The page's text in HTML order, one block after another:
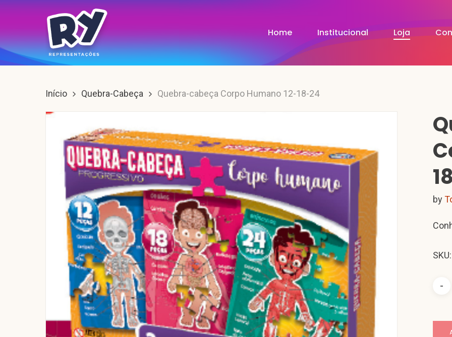
Skip
main
content
Home Institucional Loja
Início Quebra-Cabeça Quebra-cabeça Corpo Humano 12-18-24
by